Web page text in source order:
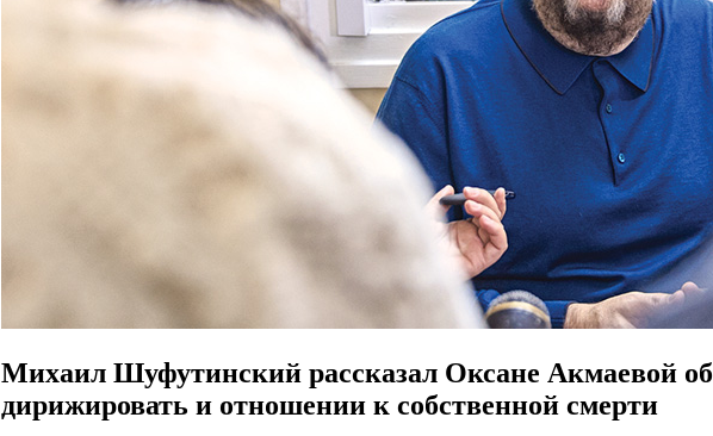
Михаил Шуфутинский рассказал Оксане Акмаевой
дирижировать и отношении к собственной смерти